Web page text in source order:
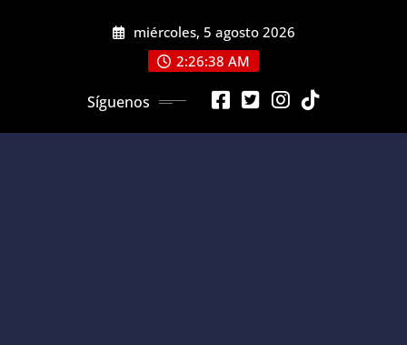
miércoles, 5 agosto 2026
2:26:39 AM
Síguenos